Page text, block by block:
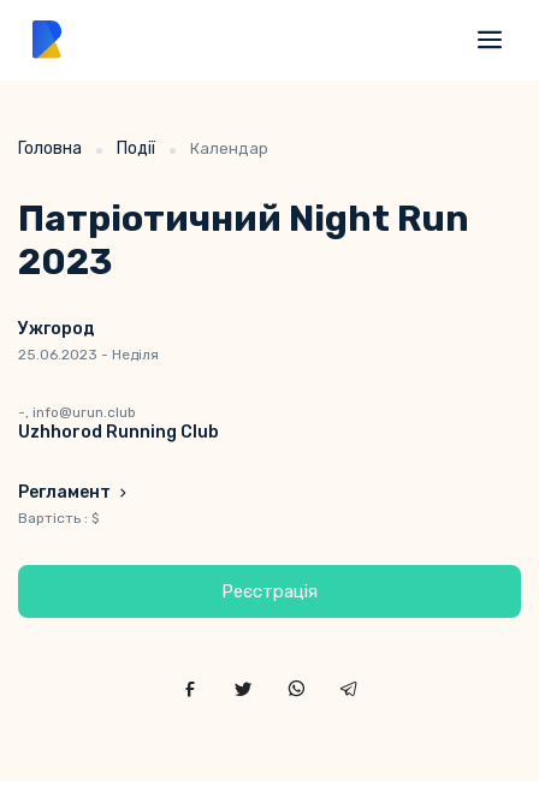
Головна Події Календар
Патріотичний Night Run
2023
Ужгород
25.06.2023 - Неділя
-, info@urun.club
Uzhhorod Running Club
Регламент
Вартість : $
Реєстрація